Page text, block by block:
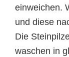
einweichen.
und diese
Die
waschen in